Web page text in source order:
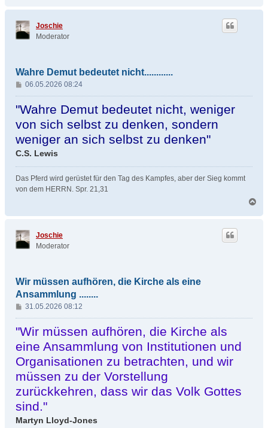
c
Joschie
Moderator
Wahre Demut bedeutet nicht............
B
e
t
r
a
g
06.05.2026 08:24
"Wahre Demut bedeutet nicht, weniger
von sich selbst zu denken, sondern
weniger an sich selbst zu denken"
C.S. Lewis
Das Pferd wird gerüstet für den Tag des Kampfes, aber der Sieg kommt
von dem HERRN. Spr. 21,31
Joschie
Moderator
Wir müssen aufhören, die Kirche als eine
Ansammlung ........
B
e
t
r
a
31.05.2026 08:12
"Wir müssen aufhören, die Kirche als
eine Ansammlung von Institutionen und
Organisationen zu betrachten, und wir
müssen zu der Vorstellung
zurückkehren, dass wir das Volk Gottes
sind."
Martyn Lloyd-Jones